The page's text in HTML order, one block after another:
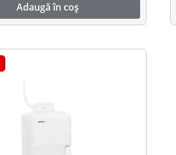
Adaugă în coș